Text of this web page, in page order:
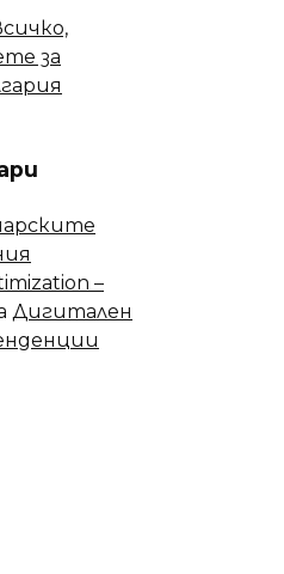
за
–
Дигитален